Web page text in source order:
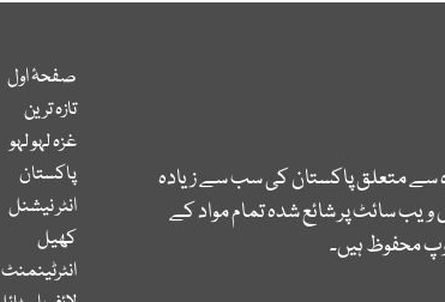
سے متعلق پاکستان کی سب سے زیادہ
سائٹ پر شائع شدہ تمام مواد کے
محفوظ ہیں۔
صفحۂ اول
تازہ ترین
غزہ لہو لہو
پاکستان
انٹر نیشنل
کھیل
انٹرٹینمنٹ